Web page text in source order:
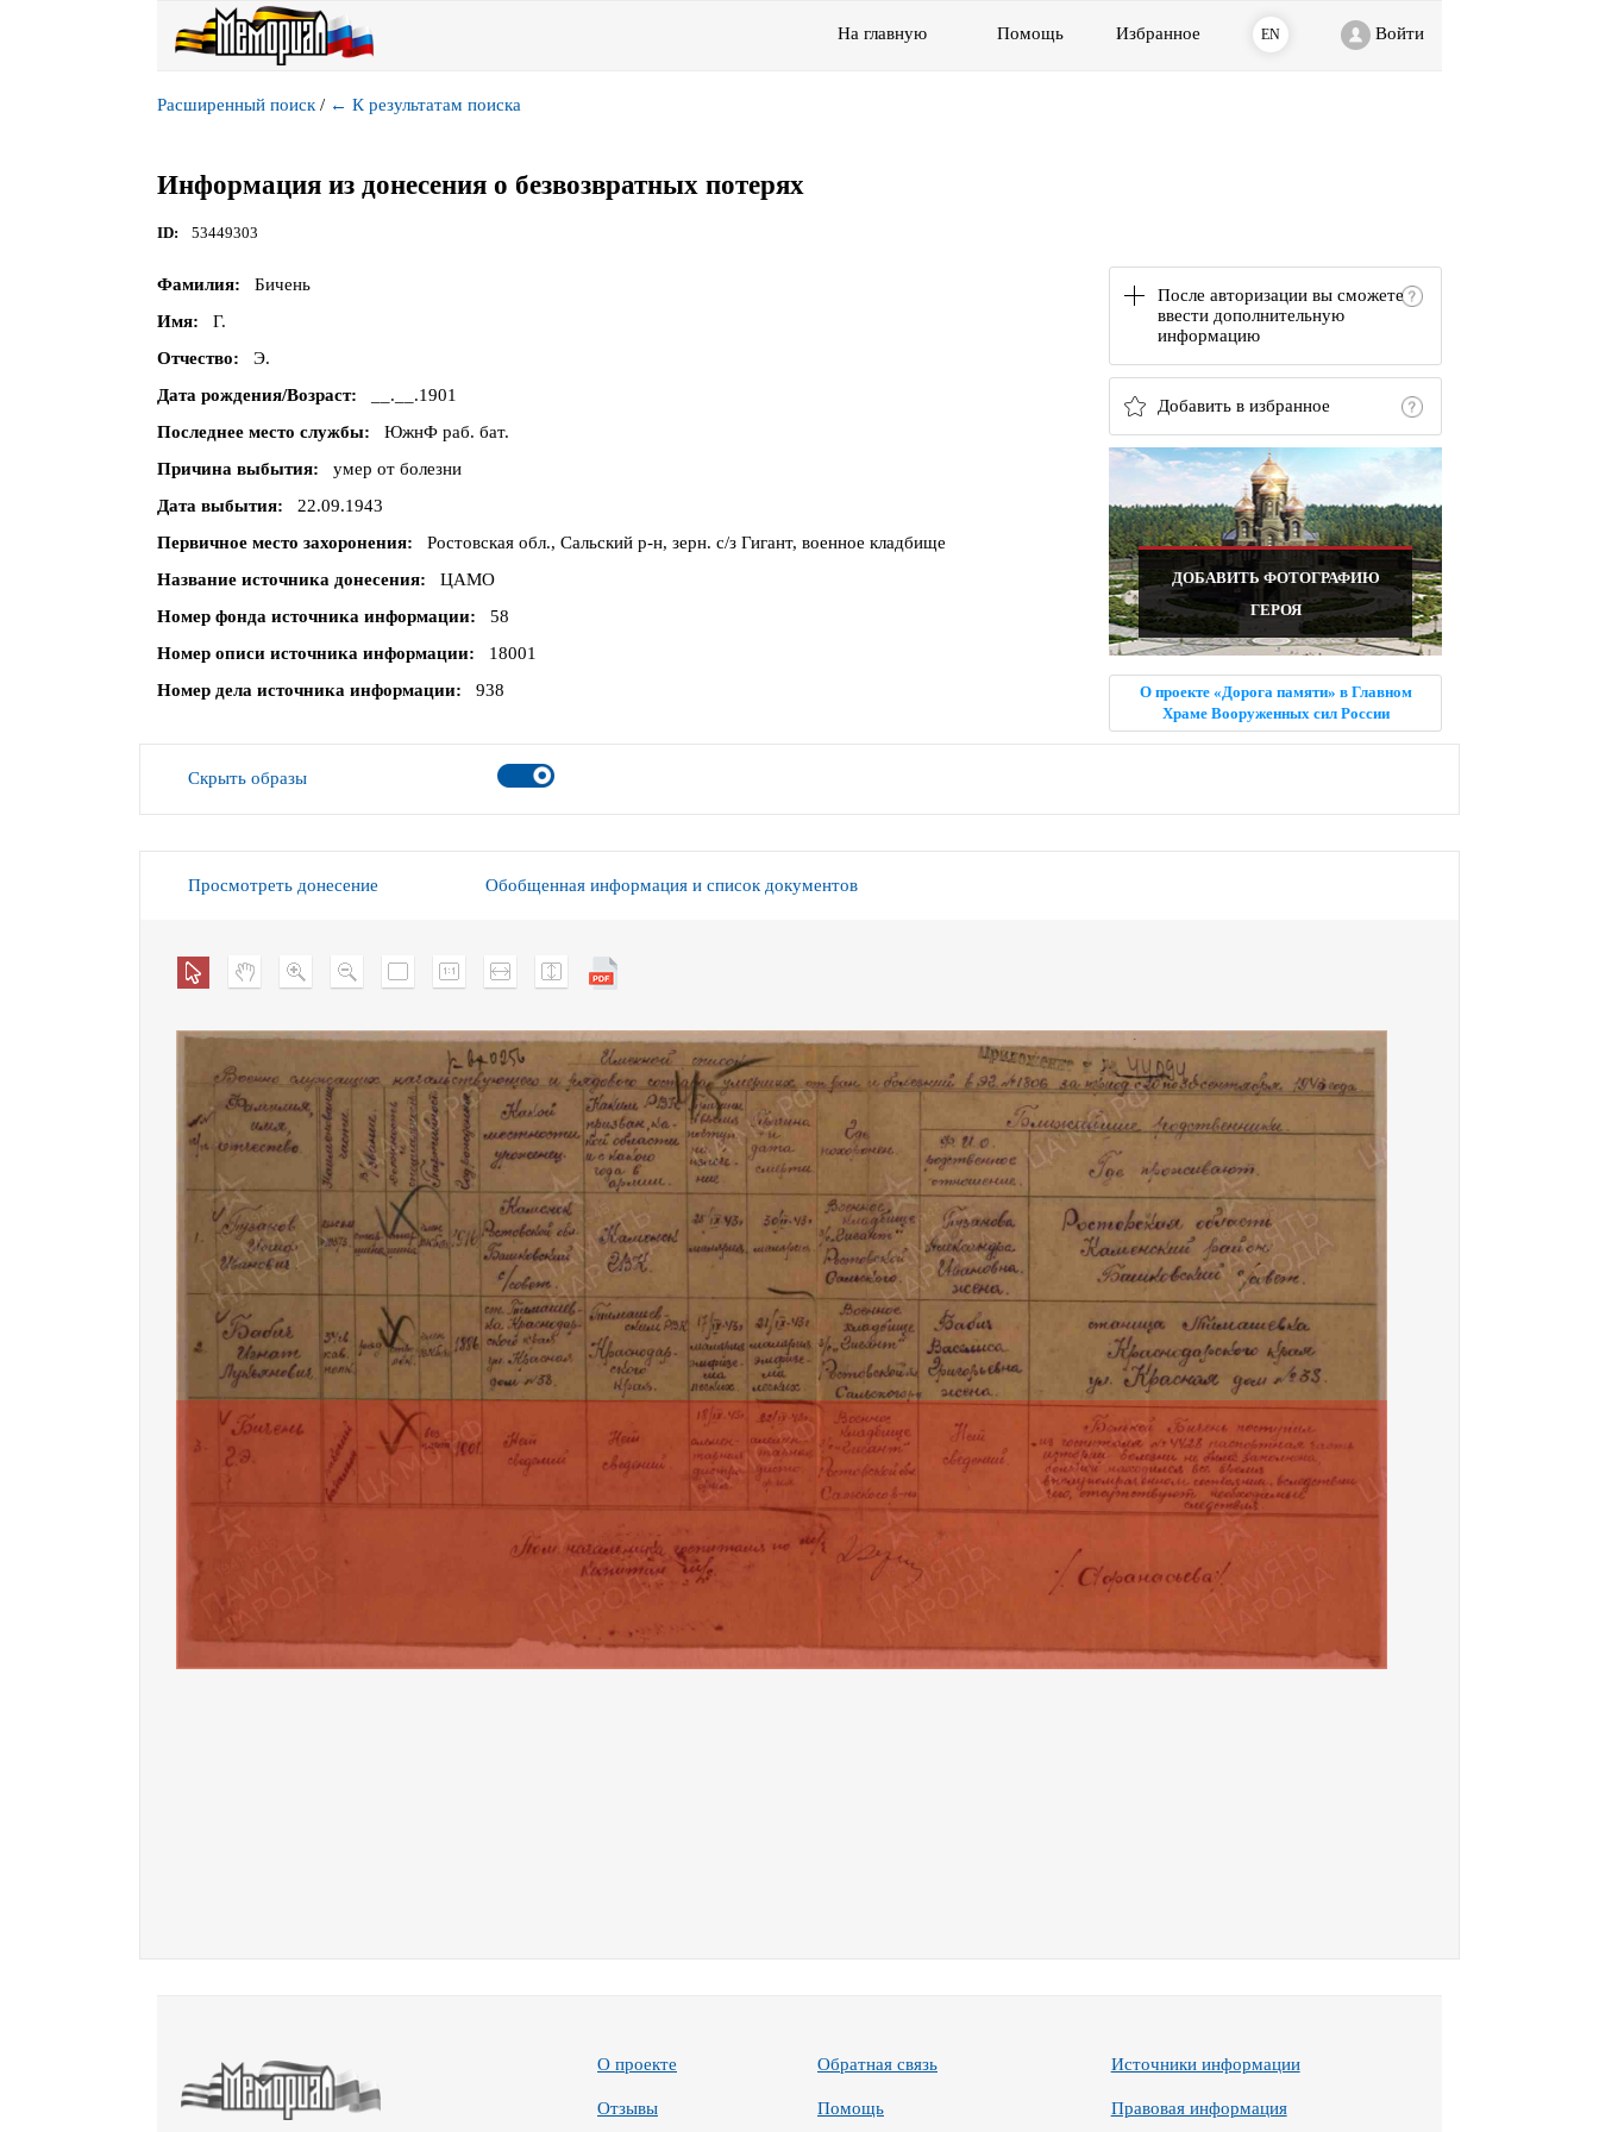
На главную Помощь Избранное EN Войти
Расширенный поиск / ← К результатам поиска
Информация из донесения о безвозвратных потерях
ID 53449303
После авторизации вы сможете
ввести дополнительную
информацию
Добавить в избранное
ДОБАВИТЬ ФОТОГРАФИЮ
ГЕРОЯ
О проекте «Дорога памяти» в Главном
Храме Вооруженных сил России
Фамилия
Бичень
Имя
Г.
Отчество
Э.
Дата рождения/Возраст
__.__.1901
Последнее место службы
ЮжнФ раб. бат.
Причина выбытия
умер от болезни
Дата выбытия
22.09.1943
Первичное место захоронения
Ростовская обл., Сальский р-н, зерн. с/з Гигант, военное кладбище
Название источника донесения
ЦАМО
Номер фонда источника информации
58
Номер описи источника информации
18001
Номер дела источника информации
938
Скрыть образы
Просмотреть донесение Обобщенная информация и список документов
О проекте
Отзывы
Обратная связь
Помощь
Источники информации
Правовая информация